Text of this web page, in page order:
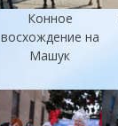
Конное
восхождение на
Машук